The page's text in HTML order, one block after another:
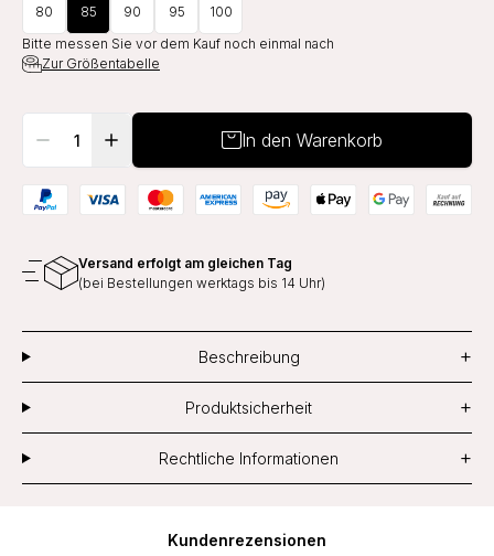
80 85 90 95
100
Bitte messen Sie vor dem Kauf noch einmal nach
Zur Größentabelle
In den Warenkorb
Versand erfolgt am gleichen Tag
(bei Bestellungen werktags bis 14 Uhr)
Beschreibung +
Produktsicherheit +
Rechtliche Informationen +
Kundenrezensionen